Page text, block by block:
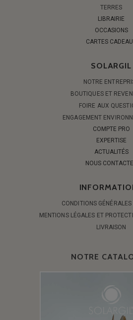
TERRES
LIBRAIRIE
OCCASIONS
CARTES
SOLARGIL
NOTRE
BOUTIQUES ET
FOIRE AUX
ENGAGEMENT
COMPTE PRO
EXPERTISE
ACTUALITÉS
NOUS
CONDITIONS
MENTIONS LÉGALES ET
LIVRAISON
NOTRE